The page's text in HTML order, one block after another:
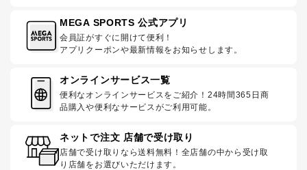
MEGA SPORTS 公式アプリ
会員証がすぐに開けて便利！
アプリクーポンや最新情報をお知らせします。
オンラインサービス一覧
便利なオンラインサービスをご紹介！24時間365日商
品購入や便利なサービスがご利用可能。
ネットで注文 店舗で受け取り
店舗で受け取りなら送料無料！全店舗の中から受け取
り店舗をお選びいただけます。